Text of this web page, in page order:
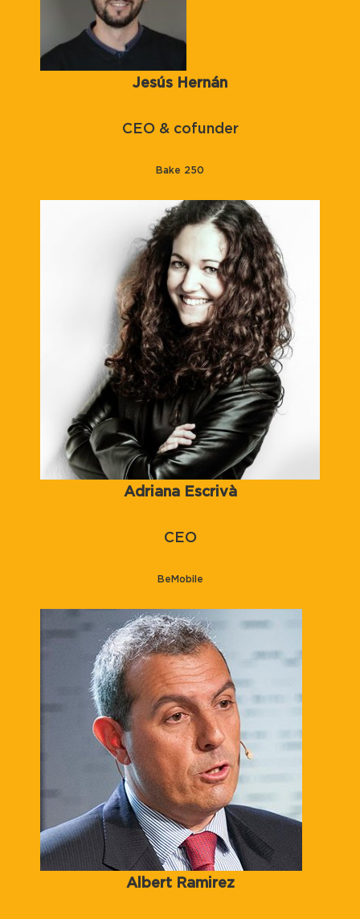
Jesús Hernán
CEO & cofunder
Bake 250
Adriana Escrivà
CEO
BeMobile
Albert Ramirez